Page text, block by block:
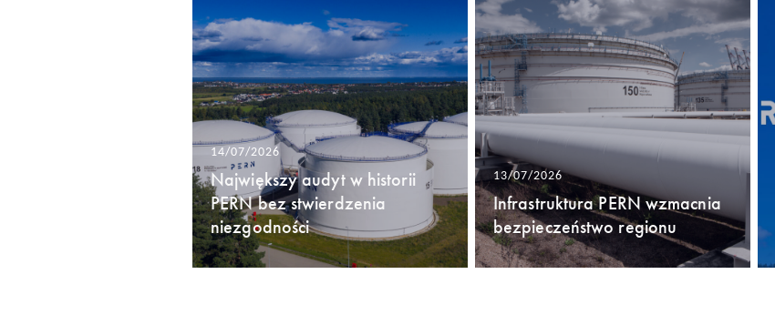
14/07/2026
Największy audyt w historii
PERN bez stwierdzenia
niezgodności
13/07/2026
Infrastruktura PERN wzmacnia
bezpieczeństwo regionu